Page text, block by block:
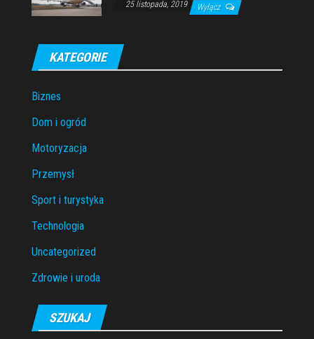
25 listopada, 2019 Wyłącz
KATEGORIE
Biznes
Dom i ogród
Motoryzacja
Przemysł
Sport i turystyka
Technologia
Uncategorized
Zdrowie i uroda
SZUKAJ